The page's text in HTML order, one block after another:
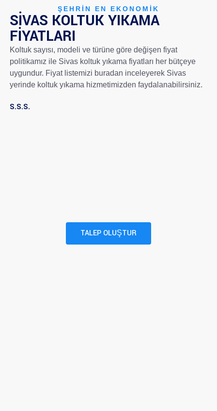
ŞEHRIN EN EKONOMIK
SIVAS KOLTUK YIKAMA
FIYATLARI
Koltuk sayısı, modeli ve türüne göre değişen fiyat
politikamız ile Sivas koltuk yıkama fiyatları her bütçeye
uygundur. Fiyat listemizi buradan inceleyerek Sivas
yerinde koltuk yıkama hizmetimizden faydalanabilirsiniz.
S.S.S.
TALEP OLUŞTUR